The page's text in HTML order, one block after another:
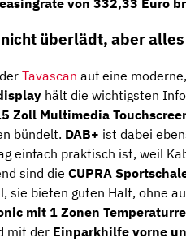
überlädt, aber
Tavascan auf eine
hält die wichtigsten
Zoll Multimedia
bündelt. DAB+ ist dabei
einfach praktisch ist, weil
sind die CUPRA
sie bieten guten Halt, ohne
mit 1 Zonen
mit der Einparkhilfe vorne